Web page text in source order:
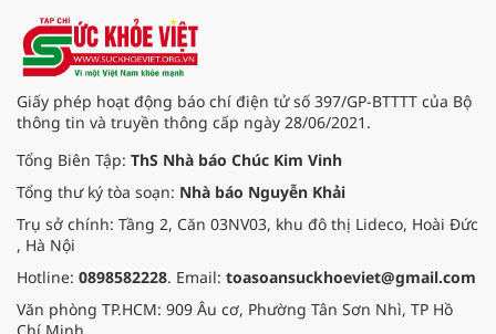
Giấy phép hoạt động báo chí điện tử số 397/GP-BTTTT của Bộ
thông tin và truyền thông cấp ngày 28/06/2021.
Tổng Biên Tập: ThS Nhà báo Chúc Kim Vinh
Tổng thư ký tòa soạn: Nhà báo Nguyễn Khải
Trụ sở chính: Tầng 2, Căn 03NV03, khu đô thị Lideco, Hoài Đức
, Hà Nội
Hotline: 0898582228. Email: toasoansuckhoeviet@gmail.com
Văn phòng TP.HCM: 909 Âu cơ, Phường Tân Sơn Nhì, TP Hồ
Chí Minh